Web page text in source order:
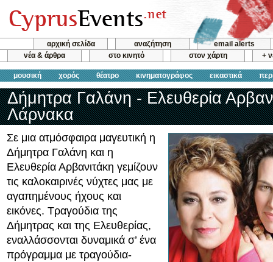
αρχική σελίδα αναζήτηση
email alerts
νέα & άρθρα
στο κινητό στον χάρτη +
μουσική χορός θέατρο κινηματογράφος εικαστικά
Δήμητρα Γαλάνη - Ελευθερία
Λάρνακα
Σε μια ατμόσφαιρα μαγευτική η
Δήμητρα Γαλάνη και η
Ελευθερία Αρβανιτάκη γεμίζουν
τις καλοκαιρινές νύχτες μας με
αγαπημένους ήχους και
εικόνες. Τραγούδια της
Δήμητρας και της Ελευθερίας,
εναλλάσσονται δυναμικά σ’ ένα
πρόγραμμα με τραγούδια-